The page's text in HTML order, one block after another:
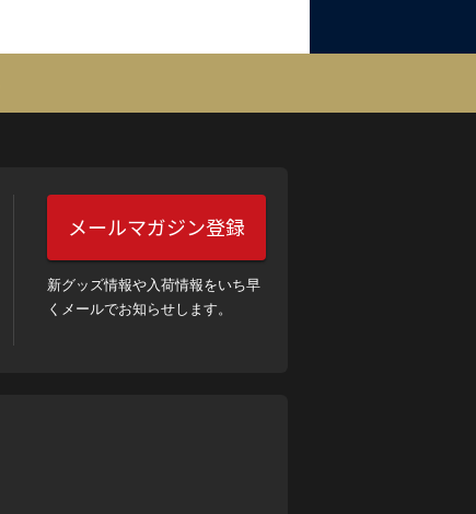
メールマガジン登録
新グッズ情報や入荷情報をいち早
くメールでお知らせします。